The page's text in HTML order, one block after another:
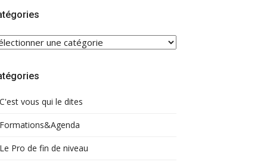
C'est vous qui le dites
Formations&Agenda
Le Pro de fin de niveau